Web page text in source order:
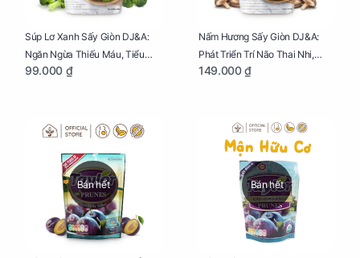
Súp Lơ Xanh Sấy Giòn DJ&A:
Ngăn Ngừa Thiếu Máu, Tiểu
Đường, Dị Tật Thai Nhi Túi 25g
99.000 ₫
Nấm Hương Sấy Giòn DJ&A:
Phát Triển Trí Não Thai Nhi,
Giảm Mệt Mỏi Cho Mẹ Bầu Túi
149.000 ₫
Bán hết Bán hết